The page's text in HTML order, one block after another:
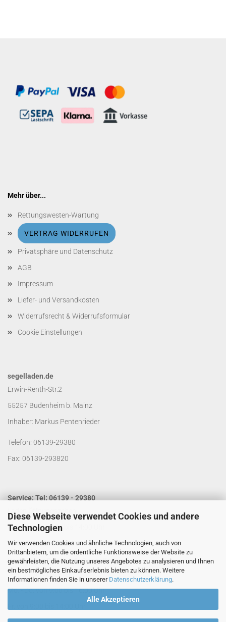
Diese Webseite verwendet Cookies und andere
Technologien
Wir verwenden Cookies und ähnliche Technologien, auch von
Drittanbietern, um die ordentliche Funktionsweise der Website zu
gewährleisten, die Nutzung unseres Angebotes zu analysieren und Ihnen
ein bestmögliches Einkaufserlebnis bieten zu können. Weitere
Informationen finden Sie in unserer Datenschutzerklärung.
Alle Akzeptieren
Mehr über...
Rettungswesten-Wartung
VERTRAG WIDERRUFEN
Privatsphäre und Datenschutz
AGB
Impressum
Liefer- und Versandkosten
Widerrufsrecht & Widerrufsformular
Cookie Einstellungen
segelladen.de
Erwin-Renth-Str.2
55257 Budenheim b. Mainz
Inhaber: Markus Pentenrieder
Telefon: 06139-29380
Fax: 06139-293820
Service: Tel: 06139 - 29380
Laden Öffnungszeiten:
Mo. - Do. von 9:00 bis 14:00 Uhr
Fr. von 9:00 bis 13:00 Uhr
Kontakt per Email:info@segelladen.de
Telefon Servicezeiten:
Mo. - Do. von 9:00 bis 16:00 Uhr